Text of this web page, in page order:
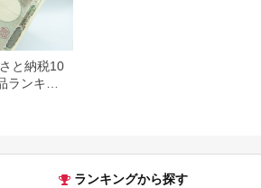
と納税10
ランキン
ランキングから探す